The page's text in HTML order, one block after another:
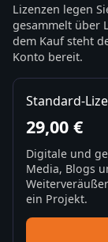
Lizenzen legen
gesammelt über
dem Kauf steht
Konto bereit.
Standard-
29,00 €
Digitale und
Media, Blogs
ein Projekt.